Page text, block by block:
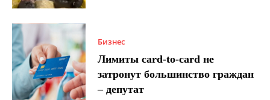
Бизнес
Лимиты card-to-card не
затронут большинство граждан
– депутат